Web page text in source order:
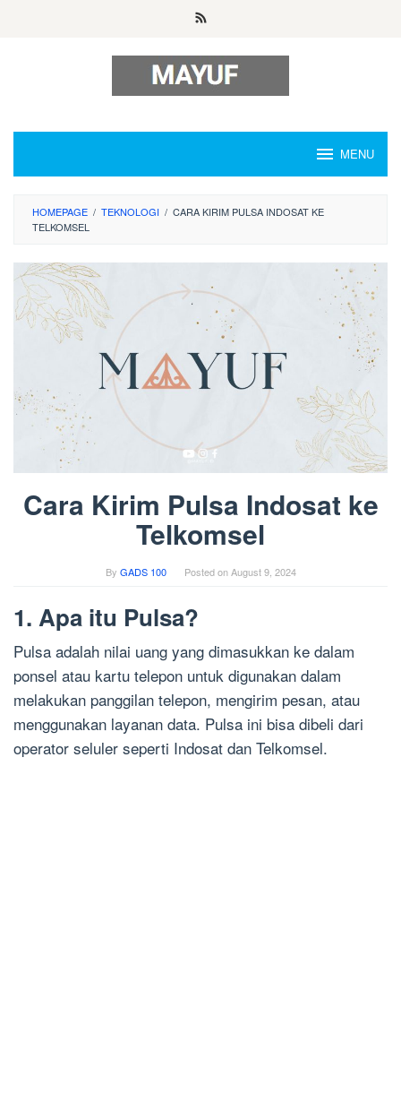
MENU
HOMEPAGE / TEKNOLOGI / CARA KIRIM PULSA INDOSAT KE
TELKOMSEL
Cara Kirim Pulsa Indosat ke
Telkomsel
By GADS 100 Posted onAugust 9, 2024
1. Apa itu Pulsa?
Pulsa adalah nilai uang yang dimasukkan ke dalam
ponsel atau kartu telepon untuk digunakan dalam
melakukan panggilan telepon, mengirim pesan, atau
menggunakan layanan data. Pulsa ini bisa dibeli dari
operator seluler seperti Indosat dan Telkomsel.